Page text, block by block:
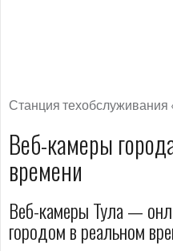
Станция техобслуживания
Веб-камеры
времени
Веб-камеры Тула —
городом в реальном